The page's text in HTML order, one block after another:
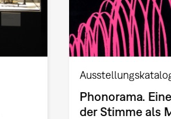
Phonorama.
der Stimme als